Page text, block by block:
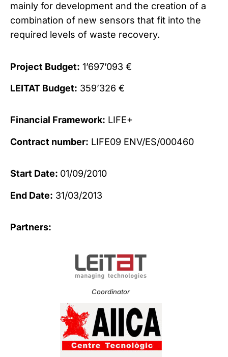
mainly for development and the creation of a
combination of new sensors that fit into the
required levels of waste recovery.
Project Budget: 1’697’093 €
LEITAT Budget: 359’326 €
Financial Framework: LIFE+
Contract number: LIFE09 ENV/ES/000460
Start Date: 01/09/2010
End Date: 31/03/2013
Partners:
Coordinator